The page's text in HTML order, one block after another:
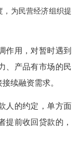
，为民营经济组织提
用，对暂时遇到
、产品有市场的民
续融资需求。
的约定，单方面
提前收回贷款的，